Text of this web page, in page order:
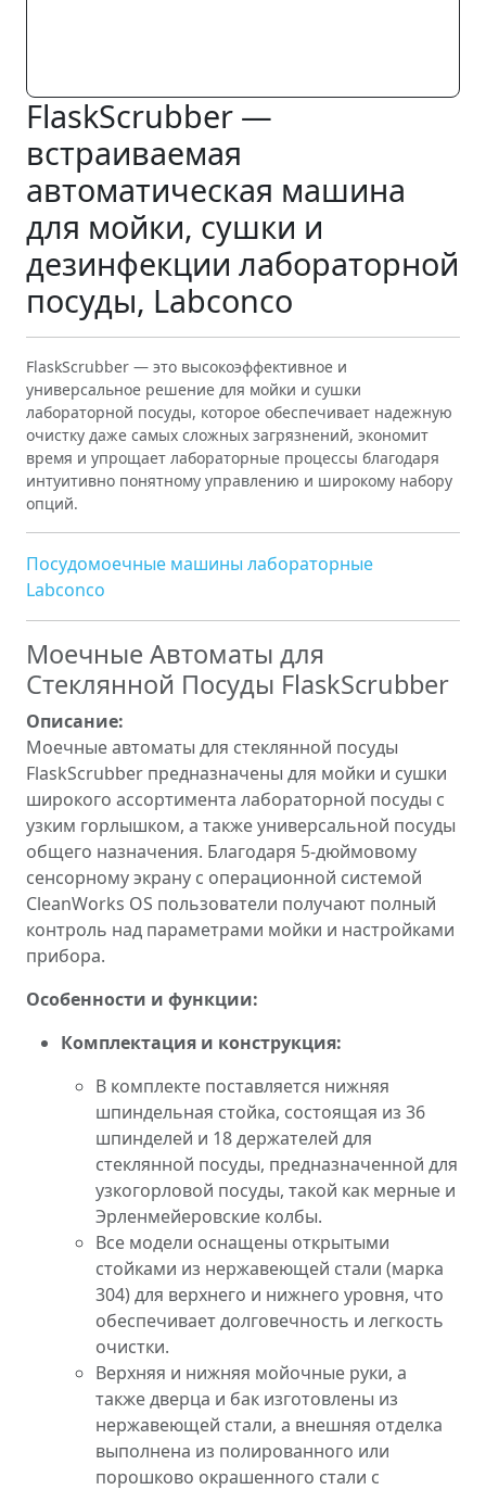
FlaskScrubber —
встраиваемая
автоматическая машина
для мойки, сушки и
дезинфекции лабораторной
посуды, Labconco
FlaskScrubber — это высокоэффективное и
универсальное решение для мойки и сушки
лабораторной посуды, которое обеспечивает надежную
очистку даже самых сложных загрязнений, экономит
время и упрощает лабораторные процессы благодаря
интуитивно понятному управлению и широкому набору
опций.
Посудомоечные машины лабораторные
Labconco
Моечные Автоматы для
Стеклянной Посуды FlaskScrubber
Описание:
Моечные автоматы для стеклянной посуды
FlaskScrubber предназначены для мойки и сушки
широкого ассортимента лабораторной посуды с
узким горлышком, а также универсальной посуды
общего назначения. Благодаря 5‑дюймовому
сенсорному экрану с операционной системой
CleanWorks OS пользователи получают полный
контроль над параметрами мойки и настройками
прибора.
Особенности и функции:
Комплектация и конструкция:
В комплекте поставляется нижняя
шпиндельная стойка, состоящая из 36
шпинделей и 18 держателей для
стеклянной посуды, предназначенной для
узкогорловой посуды, такой как мерные и
Эрленмейеровские колбы.
Все модели оснащены открытыми
стойками из нержавеющей стали (марка
304) для верхнего и нижнего уровня, что
обеспечивает долговечность и легкость
очистки.
Верхняя и нижняя мойочные руки, а
также дверца и бак изготовлены из
нержавеющей стали, а внешняя отделка
выполнена из полированного или
порошково окрашенного стали с